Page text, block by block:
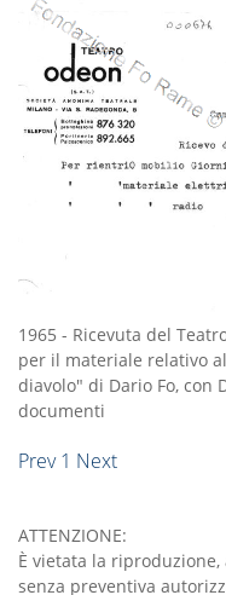
1965 - Ricevuta del
per il materiale relativo
diavolo" di Dario Fo, con
documenti
Prev 1 Next
ATTENZIONE:
È vietata la
senza preventiva